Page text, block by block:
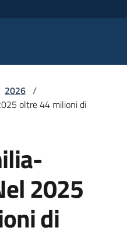
2026 /
oltre 44 milioni di
2025
di